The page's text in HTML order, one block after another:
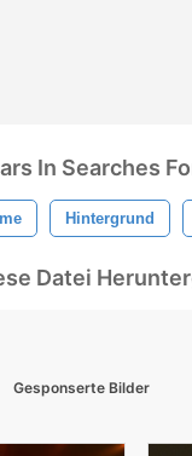
In Searches
Hintergrund
Datei
Gesponserte Bilder